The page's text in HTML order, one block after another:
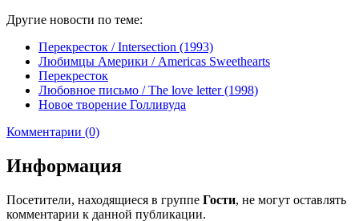
Другие новости по теме:
Перекресток / Intersection (1993)
Любимцы Америки / Americas Sweethearts
Перекресток
Любовное письмо / The love letter (1998)
Новое творение Голливуда
Комментарии (0)
Информация
Посетители, находящиеся в группе Гости, не могут оставлять
комментарии к данной публикации.